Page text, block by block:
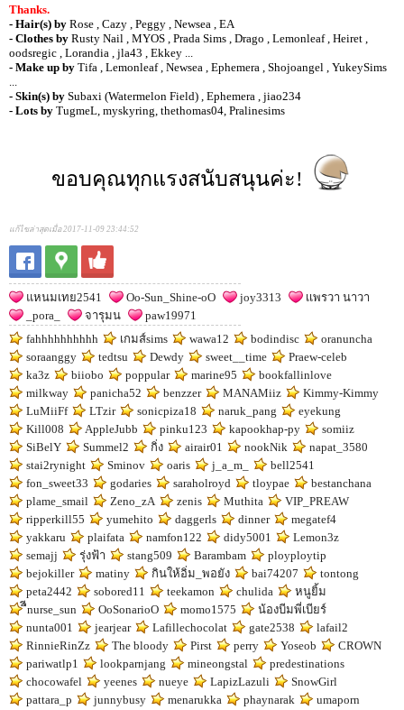
Thanks.
- Hair(s) by Rose , Cazy , Peggy , Newsea , EA
- Clothes by Rusty Nail , MYOS , Prada Sims , Drago , Lemonleaf , Heiret ,
oodsregic , Lorandia , jla43 , Ekkey ...
- Make up by Tifa , Lemonleaf , Newsea , Ephemera , Shojoangel , YukeySims
...
- Skin(s) by Subaxi (Watermelon Field) , Ephemera , jiao234
- Lots by TugmeL, myskyring, thethomas04, Pralinesims
ขอบคุณทุกแรงสนับสนุนค่ะ!
แก้ไขล่าสุดเมื่อ 2017-11-09 23:44:52
แหนมเทย2541 Oo-Sun_Shine-oO joy3313
เเพรวา นาวา
_pora_
จารุมน
paw19971
fahhhhhhhhhh
เกมส์sims wawa12 bodindisc
oranuncha
soraanggy
tedtsu Dewdy sweet__time
Praew-celeb
ka3z
biiobo poppular marine95
bookfallinlove
milkway
panicha52 benzzer MANAMiiz
Kimmy-Kimmy
LuMiiFf
LTzir sonicpiza18 naruk_pang
eyekung
Kill008
AppleJubb pinku123 kapookhap-py
somiiz
SiBelY
Summel2 กิ่ง airair01 nookNik
napat_3580
stai2rynight
Sminov oaris j_a_m_
bell2541
fon_sweet33
godaries saraholroyd tloypae
bestanchana
plame_smail
Zeno_zA zenis Muthita
VIP_PREAW
ripperkill55
yumehito daggerls dinner
megatef4
yakkaru
plaifata namfon122 didy5001
Lemon3z
semajj
รุ่งฟ้า stang509 Barambam
ployploytip
bejokiller
matiny กินให้อิ่ม_พอยัง bai74207
tontong
peta2442
sobored11 teekamon chulida
หนูยิ้ม
ืีnurse_sun
OoSonarioO momo1575
น้องบีมพี่เบียร์
nunta001
jearjear Lafillechocolat gate2538
lafail2
RinnieRinZz
The bloody Pirst perry Yoseob
CROWN
pariwatlp1
lookparnjang mineongstal
predestinations
chocowafel
yeenes nueye LapizLazuli
SnowGirl
pattara_p
junnybusy menarukka phaynarak
umaporn